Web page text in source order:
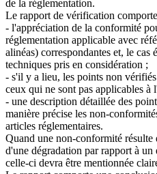
de la réglementation.
Le rapport de vérification
- l'appréciation de la conformité
réglementation applicable avec
alinéas) correspondantes et, le cas
techniques pris en considération ;
- s'il y a lieu, les points non
ceux qui ne sont pas applicables à
- une description détaillée des
manière précise les non-
articles réglementaires.
Quand une non-conformité résulte
d'une dégradation par rapport à un
celle-ci devra être mentionnée